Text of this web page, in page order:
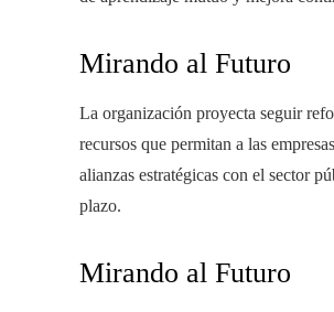
Mirando al Futuro
La organización proyecta seguir
recursos que permitan a las
alianzas estratégicas con el sector
plazo.
Mirando al Futuro